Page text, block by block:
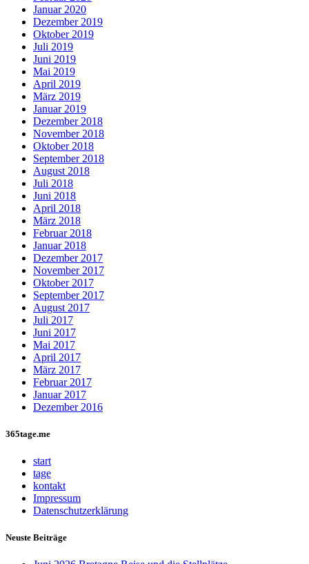
Januar 2020
Dezember 2019
Oktober 2019
Juli 2019
Juni 2019
Mai 2019
April 2019
März 2019
Januar 2019
Dezember 2018
November 2018
Oktober 2018
September 2018
August 2018
Juli 2018
Juni 2018
April 2018
März 2018
Februar 2018
Januar 2018
Dezember 2017
November 2017
Oktober 2017
September 2017
August 2017
Juli 2017
Juni 2017
Mai 2017
April 2017
März 2017
Februar 2017
Januar 2017
Dezember 2016
365tage.me
start
tage
kontakt
Impressum
Datenschutzerklärung
Neuste Beiträge